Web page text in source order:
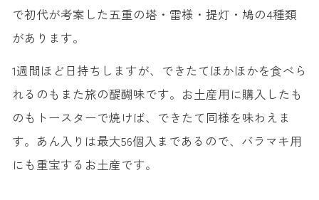
28. 鯛焼き ＜浅草浪花家＞
29. 焼き団子 みたらし ＜喜久屋＞
で初代が考案した五重の塔・雷様・提灯・鳩の4種類
があります。
1週間ほど日持ちしますが、できたてほかほかを食べら
れるのもまた旅の醍醐味です。お土産用に購入したも
のもトースターで焼けば、できたて同様を味わえま
す。あん入りは最大56個入まであるので、バラマキ用
にも重宝するお土産です。